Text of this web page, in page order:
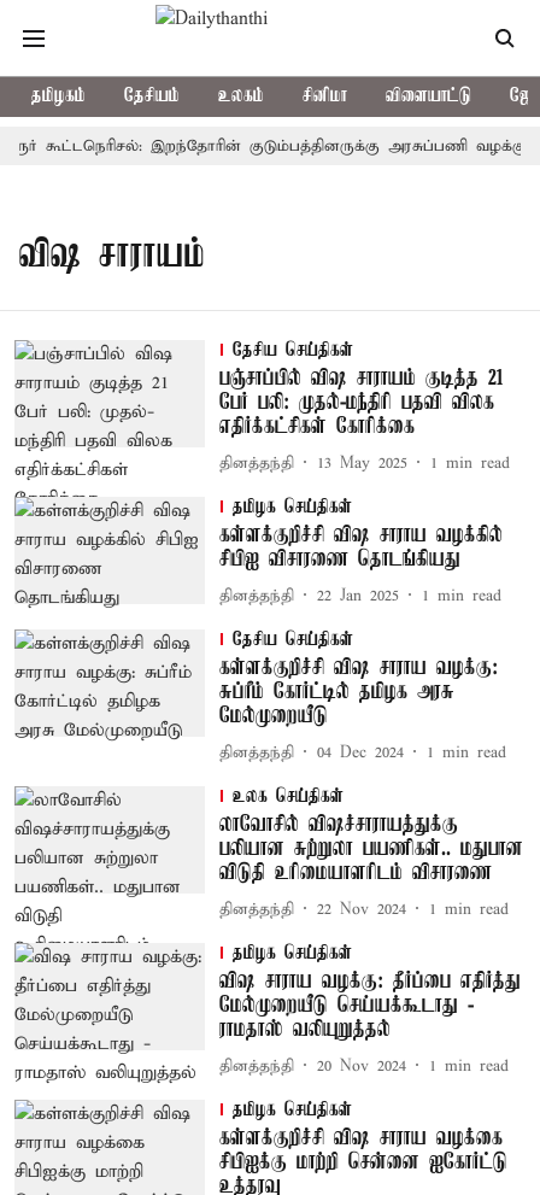
தமிழகம் தேசியம் உலகம் சினிமா விளையாட்டு
கூட்டநெரிசல்: இறந்தோரின் குடும்பத்தினருக்கு அரசுப்பணி வழக்கு;
விஷ சாராயம்
தேசிய செய்திகள்
பஞ்சாப்பில் விஷ சாராயம் குடித்த 21
பேர் பலி: முதல்-மந்திரி பதவி விலக
எதிர்க்கட்சிகள் கோரிக்கை
தினத்தந்தி 13 May 2025 1 min read
தமிழக செய்திகள்
கள்ளக்குறிச்சி விஷ சாராய வழக்கில்
சிபிஐ விசாரணை தொடங்கியது
தினத்தந்தி 22 Jan 2025 1 min read
தேசிய செய்திகள்
கள்ளக்குறிச்சி விஷ சாராய வழக்கு:
சுப்ரீம் கோர்ட்டில் தமிழக அரசு
மேல்முறையீடு
தினத்தந்தி 04 Dec 2024 1 min read
உலக செய்திகள்
லாவோசில் விஷச்சாராயத்துக்கு
பலியான சுற்றுலா பயணிகள்.. மதுபான
விடுதி உரிமையாளரிடம் விசாரணை
தினத்தந்தி 22 Nov 2024 1 min read
தமிழக செய்திகள்
விஷ சாராய வழக்கு: தீர்ப்பை எதிர்த்து
மேல்முறையீடு செய்யக்கூடாது -
ராமதாஸ் வலியுறுத்தல்
தினத்தந்தி 20 Nov 2024 1 min read
தமிழக செய்திகள்
கள்ளக்குறிச்சி விஷ சாராய வழக்கை
சிபிஐக்கு மாற்றி சென்னை ஐகோர்ட்டு
உத்தரவு